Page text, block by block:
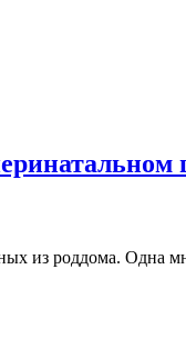
из роддома. Одна